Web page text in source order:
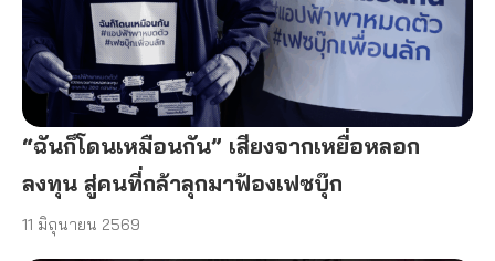
“ฉันก็โดนเหมือนกัน” เสียงจากเหยื่อหลอก
ลงทุน สู่คนที่กล้าลุกมาฟ้องเฟซบุ๊ก
11 มิถุนายน 2569